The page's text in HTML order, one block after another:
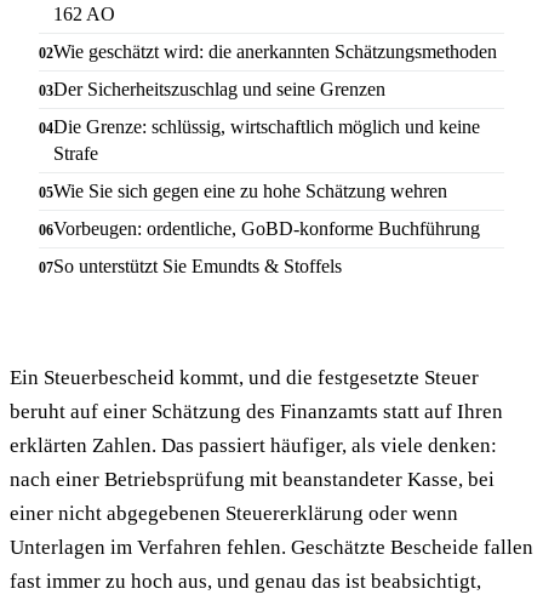
162 AO
Wie geschätzt wird: die anerkannten Schätzungsmethoden
Der Sicherheitszuschlag und seine Grenzen
Die Grenze: schlüssig, wirtschaftlich möglich und keine
Strafe
Wie Sie sich gegen eine zu hohe Schätzung wehren
Vorbeugen: ordentliche, GoBD-konforme Buchführung
So unterstützt Sie Emundts & Stoffels
Ein Steuerbescheid kommt, und die festgesetzte Steuer
beruht auf einer Schätzung des Finanzamts statt auf Ihren
erklärten Zahlen. Das passiert häufiger, als viele denken:
nach einer Betriebsprüfung mit beanstandeter Kasse, bei
einer nicht abgegebenen Steuererklärung oder wenn
Unterlagen im Verfahren fehlen. Geschätzte Bescheide fallen
fast immer zu hoch aus, und genau das ist beabsichtigt,